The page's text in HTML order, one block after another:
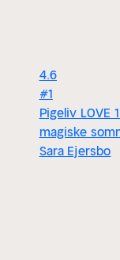
4.6
#1
Pigeliv LOVE
magiske
Sara Ejersbo